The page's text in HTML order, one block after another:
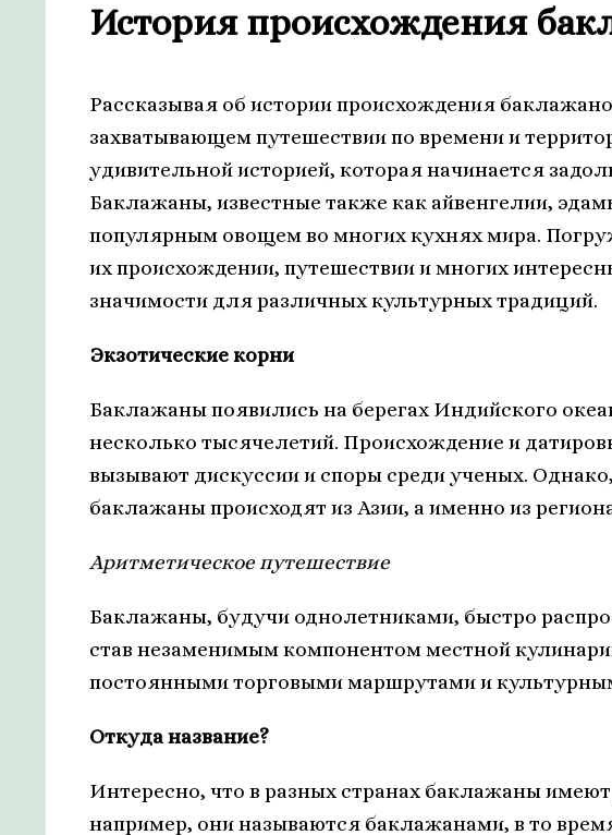
История происхождения
Рассказывая об истории происхождения
захватывающем путешествии по времени и
удивительной историей, которая начинается
Баклажаны, известные также как айвенгелии,
популярным овощем во многих кухнях мира.
их происхождении, путешествии и многих
значимости для различных культурных традиций.
Экзотические корни
Баклажаны появились на берегах Индийского
несколько тысячелетий. Происхождение и
вызывают дискуссии и споры среди ученых.
баклажаны происходят из Азии, а именно из
Аритметическое путешествие
Баклажаны, будучи однолетниками, быстро
став незаменимым компонентом местной
постоянными торговыми маршрутами и
Откуда название?
Интересно, что в разных странах баклажаны
например, они называются баклажанами, в то